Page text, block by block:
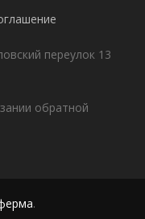
переулок 13
обратной
.